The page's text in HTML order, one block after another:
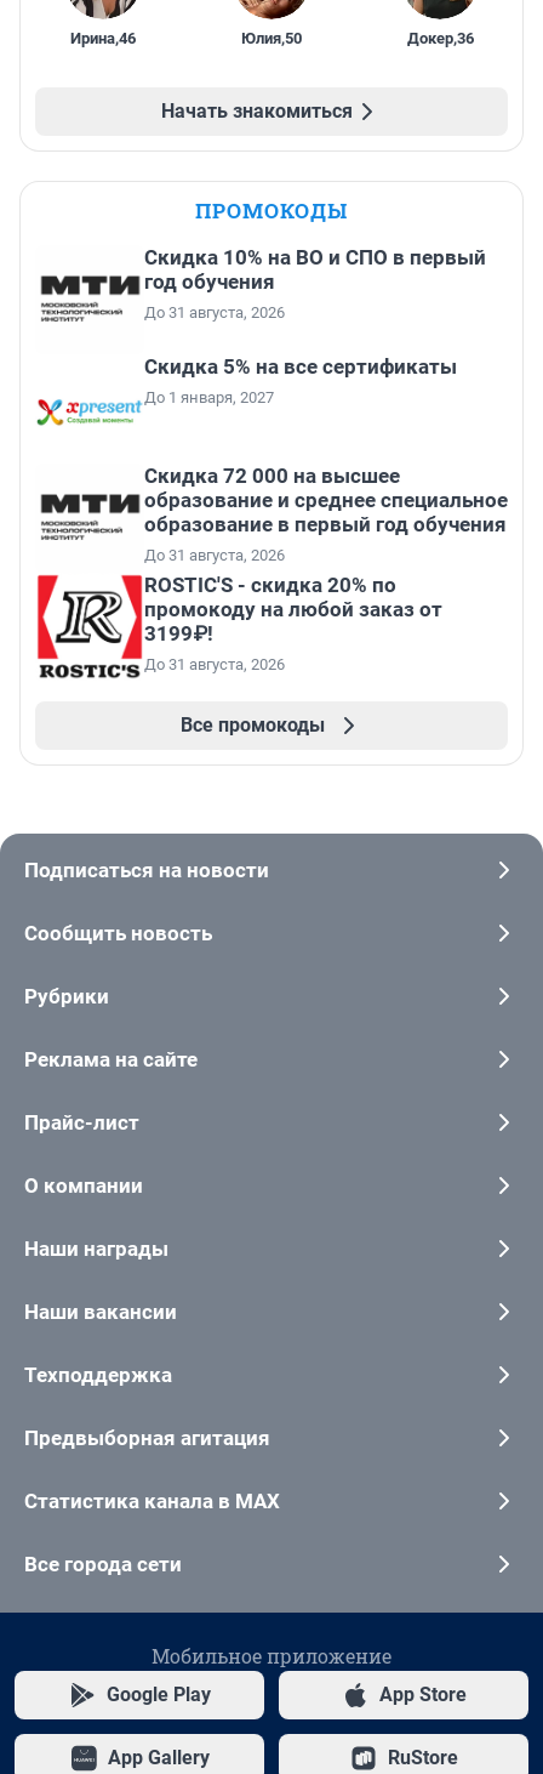
Ирина,46 Юлия,50 Докер,36
Начать знакомиться
ПРОМОКОДЫ
Скидка 10% на ВО и СПО в первый
год обучения
До 31 августа, 2026
Скидка 5% на все сертификаты
До 1 января, 2027
Скидка 72 000 на высшее
образование и среднее специальное
образование в первый год обучения
До 31 августа, 2026
ROSTIC'S - скидка 20% по
промокоду на любой заказ от
3199₽!
До 31 августа, 2026
Все промокоды
Подписаться на новости
Сообщить новость
Рубрики
Реклама на сайте
Прайс-лист
О компании
Наши награды
Наши вакансии
Техподдержка
Предвыборная агитация
Статистика канала в MAX
Все города сети
Мобильное приложение
Google Play App Store
App Gallery RuStore